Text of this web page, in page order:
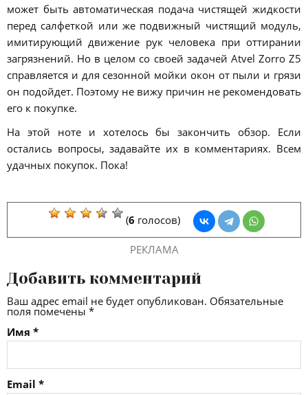
может быть автоматическая подача чистящей жидкости
перед салфеткой или же подвижный чистящий модуль,
имитирующий движение рук человека при оттирании
загрязнений. Но в целом со своей задачей Atvel Zorro Z5
справляется и для сезонной мойки окон от пыли и грязи
он подойдет. Поэтому не вижу причин не рекомендовать
его к покупке.
На этой ноте и хотелось бы закончить обзор. Если
остались вопросы, задавайте их в комментариях. Всем
удачных покупок. Пока!
(6 голосов)
РЕКЛАМА
Добавить комментарий
Ваш адрес email не будет опубликован. Обязательные
поля помечены *
Имя *
Email *